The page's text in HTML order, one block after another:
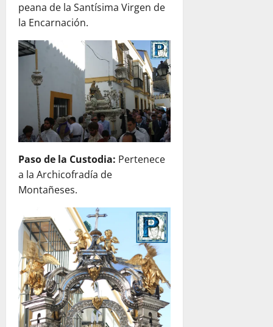
peana de la Santísima Virgen de
la Encarnación.
Paso de la Custodia: Pertenece
a la Archicofradía de
Montañeses.